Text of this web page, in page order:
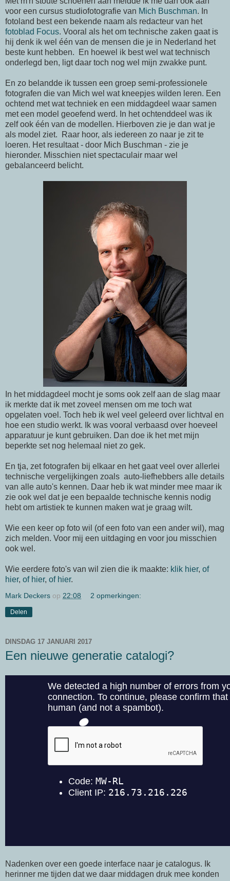
voor een cursus studiofotografie van Mich Buschman. In
fotoland best een bekende naam als redacteur van het
fotoblad Focus. Vooral als het om technische zaken gaat is
hij denk ik wel één van de mensen die je in Nederland het
beste kunt hebben. En hoewel ik best wel wat technisch
onderlegd ben, ligt daar toch nog wel mijn zwakke punt.
En zo belandde ik tussen een groep semi-professionele
fotografen die van Mich wel wat kneepjes wilden leren. Een
ochtend met wat techniek en een middagdeel waar samen
met een model geoefend werd. In het ochtenddeel was ik
zelf ook één van de modellen. Hierboven zie je dan wat je
als model ziet. Raar hoor, als iedereen zo naar je zit te
loeren. Het resultaat - door Mich Buschman - zie je
hieronder. Misschien niet spectaculair maar wel
gebalanceerd belicht.
In het middagdeel mocht je soms ook zelf aan de slag maar
ik merkte dat ik met zoveel mensen om me toch wat
opgelaten voel. Toch heb ik wel veel geleerd over lichtval en
hoe een studio werkt. Ik was vooral verbaasd over hoeveel
apparatuur je kunt gebruiken. Dan doe ik het met mijn
beperkte set nog helemaal niet zo gek.
En tja, zet fotografen bij elkaar en het gaat veel over allerlei
technische vergelijkingen zoals auto-liefhebbers alle details
van alle auto's kennen. Daar heb ik wat minder mee maar ik
zie ook wel dat je een bepaalde technische kennis nodig
hebt om artistiek te kunnen maken wat je graag wilt.
Wie een keer op foto wil (of een foto van een ander wil), mag
zich melden. Voor mij een uitdaging en voor jou misschien
ook wel.
Wie eerdere foto's van wil zien die ik maakte: klik hier, of
hier, of hier, of hier.
Mark Deckers op 22:08 2 opmerkingen:
Delen
DINSDAG 17 JANUARI 2017
Een nieuwe generatie catalogi?
Nadenken over een goede interface naar je catalogus. Ik
herinner me tijden dat we daar middagen druk mee konden